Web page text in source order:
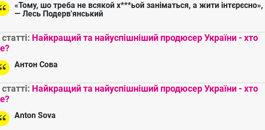
«Тому, шо треба не всякой х***ьой заніматься, а жити інтєрєсно»,
— Лесь Подерв'янський
Найкращий та найуспішніший продюсер України - хто
Антон Сова
Найкращий та найуспішніший продюсер України - хто
Anton Sova